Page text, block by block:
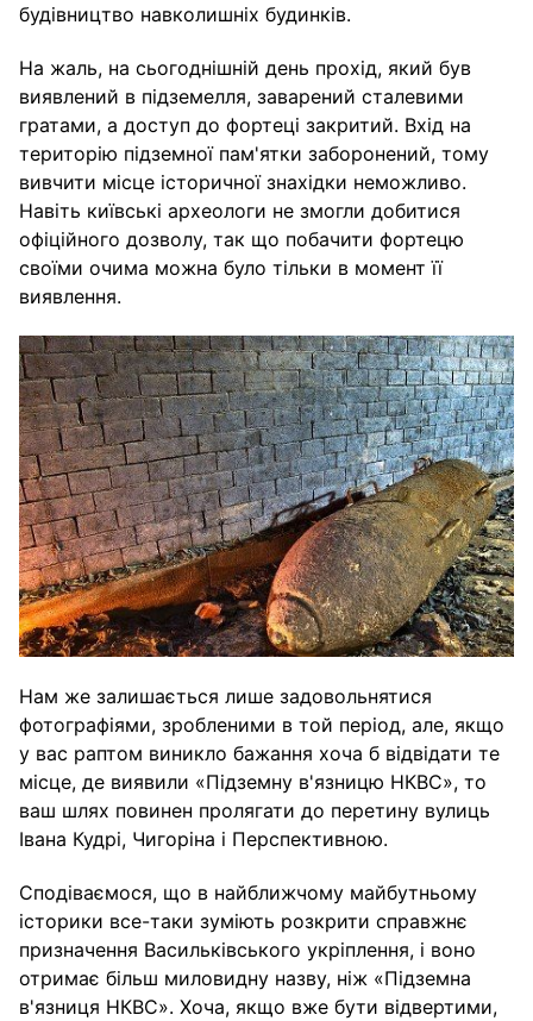
будівництво навколишніх будинків.
На жаль, на сьогоднішній день прохід, який був
виявлений в підземелля, заварений сталевими
гратами, а доступ до фортеці закритий. Вхід на
територію підземної пам'ятки заборонений, тому
вивчити місце історичної знахідки неможливо.
Навіть київські археологи не змогли добитися
офіційного дозволу, так що побачити фортецю
своїми очима можна було тільки в момент її
виявлення.
Нам же залишається лише задовольнятися
фотографіями, зробленими в той період, але, якщо
у вас раптом виникло бажання хоча б відвідати те
місце, де виявили «Підземну в'язницю НКВС», то
ваш шлях повинен пролягати до перетину вулиць
Івана Кудрі, Чигоріна і Перспективною.
Сподіваємося, що в найближчому майбутньому
історики все-таки зуміють розкрити справжнє
призначення Васильківського укріплення, і воно
отримає більш миловидну назву, ніж «Підземна
в'язниця НКВС». Хоча, якщо вже бути відвертими,